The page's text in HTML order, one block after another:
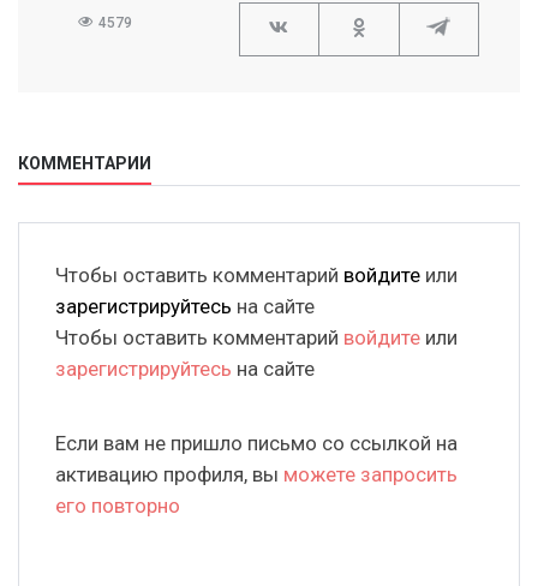
4579
КОММЕНТАРИИ
Чтобы оставить комментарий войдите или
зарегистрируйтесь на сайте
Чтобы оставить комментарий войдите или
зарегистрируйтесь на сайте
Если вам не пришло письмо со ссылкой на
активацию профиля, вы можете запросить
его повторно